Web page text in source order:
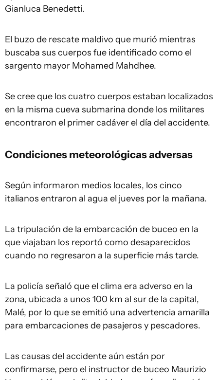
Gianluca Benedetti.
El buzo de rescate maldivo que murió mientras
buscaba sus cuerpos fue identificado como el
sargento mayor Mohamed Mahdhee.
Se cree que los cuatro cuerpos estaban localizados
en la misma cueva submarina donde los militares
encontraron el primer cadáver el día del accidente.
Condiciones meteorológicas adversas
Según informaron medios locales, los cinco
italianos entraron al agua el jueves por la mañana.
La tripulación de la embarcación de buceo en la
que viajaban los reportó como desaparecidos
cuando no regresaron a la superficie más tarde.
La policía señaló que el clima era adverso en la
zona, ubicada a unos 100 km al sur de la capital,
Malé, por lo que se emitió una advertencia amarilla
para embarcaciones de pasajeros y pescadores.
Las causas del accidente aún están por
confirmarse, pero el instructor de buceo Maurizio